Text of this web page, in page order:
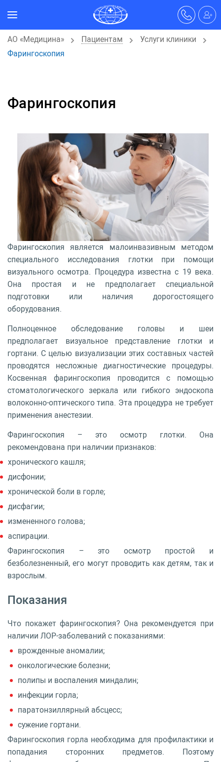
АО «Медицина» Пациентам
Услуги клиники
Фарингоскопия
Фарингоскопия
Фарингоскопия является малоинвазивным методом
специального исследования глотки при помощи
визуального осмотра. Процедура известна с 19 века.
Она простая и не предполагает специальной
подготовки или наличия дорогостоящего
оборудования.
Полноценное обследование головы и шеи
предполагает визуальное представление глотки и
гортани. С целью визуализации этих составных частей
проводятся несложные диагностические процедуры.
Косвенная фарингоскопия проводится с помощью
стоматологического зеркала или гибкого эндоскопа
волоконно-оптического типа. Эта процедура не требует
применения анестезии.
Фарингоскопия – это осмотр глотки. Она
рекомендована при наличии признаков:
хронического кашля;
дисфонии;
хронической боли в горле;
дисфагии;
измененного голова;
аспирации.
Фарингоскопия – это осмотр простой и
безболезненный, его могут проводить как детям, так и
взрослым.
Показания
Что покажет фарингоскопия? Она рекомендуется при
наличии ЛОР-заболеваний с показаниями:
врожденные аномалии;
онкологические болезни;
полипы и воспаления миндалин;
инфекции горла;
паратонзиллярный абсцесс;
сужение гортани.
Фарингоскопия горла необходима для профилактики и
попадания сторонних предметов. Поэтому